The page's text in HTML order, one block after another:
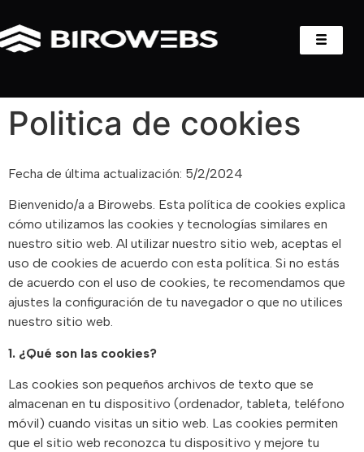
Politica de cookies
Fecha de última actualización: 5/2/2024
Bienvenido/a a Birowebs. Esta política de cookies explica
cómo utilizamos las cookies y tecnologías similares en
nuestro sitio web. Al utilizar nuestro sitio web, aceptas el
uso de cookies de acuerdo con esta política. Si no estás
de acuerdo con el uso de cookies, te recomendamos que
ajustes la configuración de tu navegador o que no utilices
nuestro sitio web.
1. ¿Qué son las cookies?
Las cookies son pequeños archivos de texto que se
almacenan en tu dispositivo (ordenador, tableta, teléfono
móvil) cuando visitas un sitio web. Las cookies permiten
que el sitio web reconozca tu dispositivo y mejore tu